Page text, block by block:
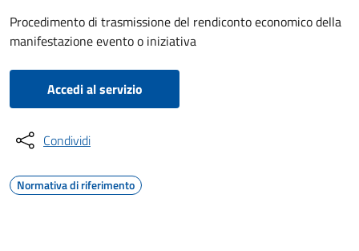
Procedimento di trasmissione del rendiconto economico della
manifestazione evento o iniziativa
Accedi al servizio
Condividi
Normativa di riferimento